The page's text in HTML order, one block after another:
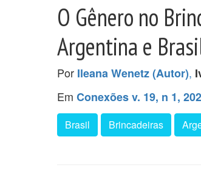
O Gênero no
Argentina e
Por Ileana Wenetz (Autor),
Em Conexões v. 19, n 1,
Brasil Brincadeiras